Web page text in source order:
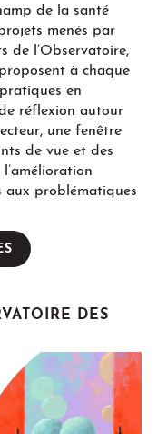
de la santé
menés par
de l’Observatoire,
à chaque
en
réflexion autour
une fenêtre
de vue et des
aux problématiques
DES